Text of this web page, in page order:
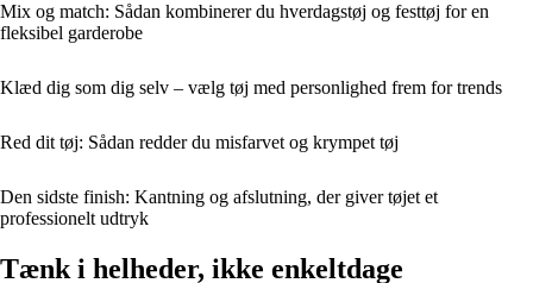
Mix og match: Sådan kombinerer du hverdagstøj og festtøj for en
fleksibel garderobe
Klæd dig som dig selv – vælg tøj med personlighed frem for trends
Red dit tøj: Sådan redder du misfarvet og krympet tøj
Den sidste finish: Kantning og afslutning, der giver tøjet et
professionelt udtryk
Tænk i helheder, ikke enkeltdage